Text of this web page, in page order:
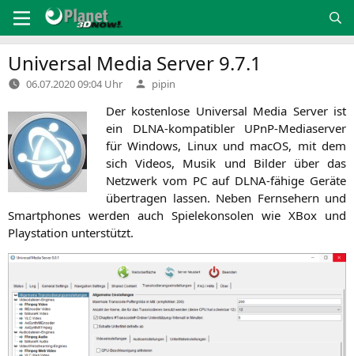
Inhalt
springen
Universal Media Server 9.7.1
06.07.2020 09:04 Uhr Verfasst
von
pipin
Der kos­ten­lo­se Uni­ver­sal Media Ser­ver ist
ein DLNA-kom­pa­ti­bler UPnP-Media­ser­ver
für Win­dows, Linux und macOS, mit dem
sich Vide­os, Musik und Bil­der über das
Netz­werk vom PCauf DLNA-fähi­ge Gerä­te
über­tra­gen las­sen. Neben Fern­se­hern und
Smart­phones wer­den auch Spie­le­kon­so­len wie XBox und
Play­sta­ti­on unterstützt.